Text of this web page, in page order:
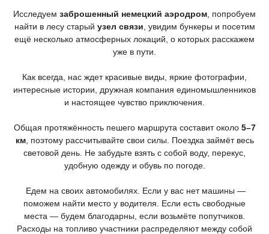
Исследуем заброшенный немецкий аэродром , попробуем
найти в лесу старый узел связи , увидим бункеры и посетим
ещё несколько атмосферных локаций, о которых расскажем
уже в пути.
Как всегда, нас ждет красивые виды, яркие фотографии,
интересные истории, дружная компания единомышленников
и настоящее чувство приключения.
Общая протяжённость пешего маршрута составит около 5–7
км, поэтому рассчитывайте свои силы. Поездка займёт весь
световой день. Не забудьте взять с собой воду, перекус,
удобную одежду и обувь по погоде.
Едем на своих автомобилях. Если у вас нет машины —
поможем найти место у водителя. Если есть свободные
места — будем благодарны, если возьмёте попутчиков.
Расходы на топливо участники распределяют между собой